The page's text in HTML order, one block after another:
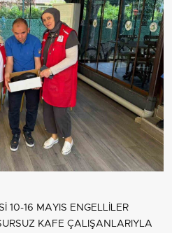
10-16 MAYIS ENGELLİLER
KAFE ÇALIŞANLARIYLA